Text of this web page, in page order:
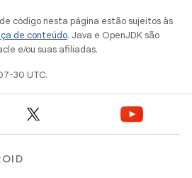
código nesta página estão sujeitos às
de conteúdo. Java e OpenJDK são
e/ou suas afiliadas.
30 UTC.